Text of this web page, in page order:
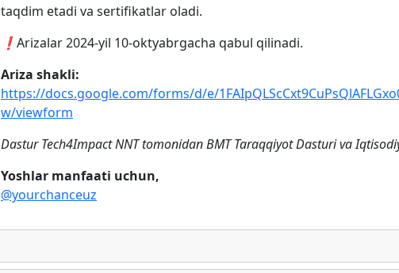
taqdim etadi va sertifikatlar oladi.
❗️ Arizalar 2024-yil 10-oktyabrgacha qabul qilinadi.
Ariza shakli:
https://docs.google.com/forms/d/e/
w/viewform
Dastur Tech4Impact NNT tomonidan BMT Taraqqiyot Dasturi va
Yoshlar manfaati uchun,
@yourchanceuz